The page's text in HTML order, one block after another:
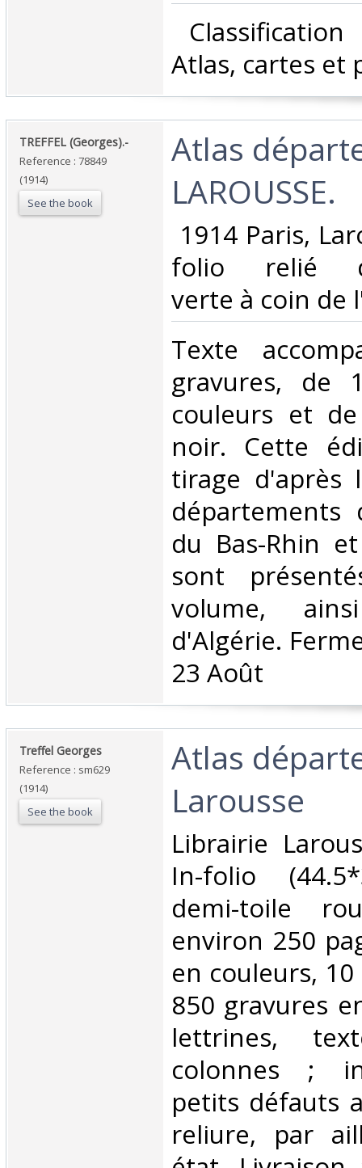
Atlas, cartes et
‎TREFFEL (Georges).-‎
Reference : 78849
(1914)
See the book
‎Atlas
LAROUSSE.‎
1914 Paris,
folio relié
verte à coin de
‎Texte
gravures, de
couleurs et
noir. Cette
tirage d'après
départements
du Bas-Rhin
sont
volume,
d'Algérie.
23 Août‎
‎Treffel Georges‎
Reference : sm629
(1914)
See the book
‎Atlas
Larousse‎
‎Librairie
In-folio
demi-toile
environ 250
en couleurs,
850 gravures
lettrines,
colonnes ;
petits défauts
reliure, par